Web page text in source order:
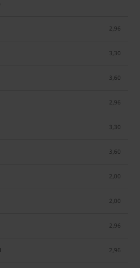
2,96
3,30
3,60
2,96
3,30
3,60
2,00
2,00
2,96
2,96